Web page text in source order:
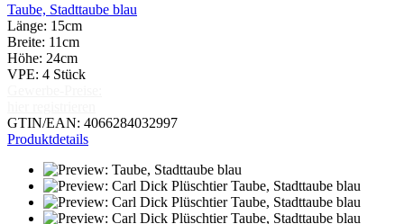
Taube, Stadttaube blau
Länge: 15cm
Breite: 11cm
Höhe: 24cm
VPE: 4 Stück
GTIN/EAN: 4066284032997
Produktdetails